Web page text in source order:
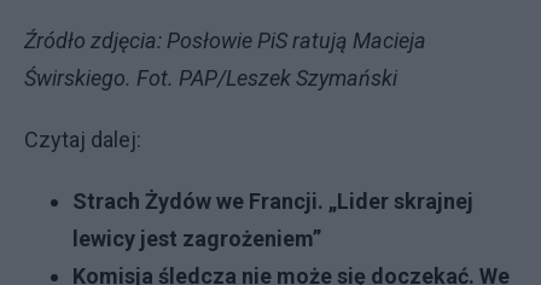
Źródło zdjęcia: Posłowie PiS ratują Macieja
Świrskiego. Fot. PAP/Leszek Szymański
Czytaj dalej:
Strach Żydów we Francji. „Lider skrajnej
lewicy jest zagrożeniem”
Komisja śledcza nie może się doczekać. We